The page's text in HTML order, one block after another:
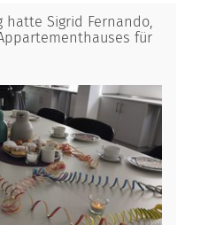
hatte Sigrid Fernando,
für